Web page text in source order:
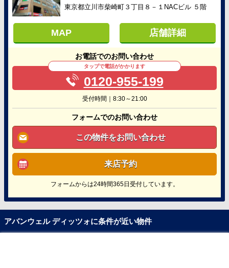
東京都立川市柴崎町３丁目８－１NACビル ５階
MAP 店舗詳細
お電話でのお問い合わせ
タップで電話がかかります
0120-955-199
受付時間｜8:30～21:00
フォームでのお問い合わせ
この物件をお問い合わせ
来店予約
フォームからは24時間365日受付しています。
アバンウェル ディッツォに条件が近い物件